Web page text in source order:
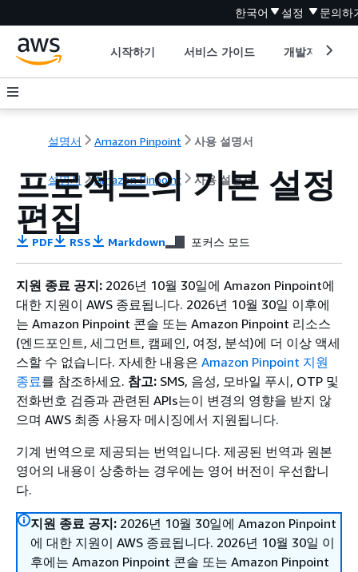
한국어 설정 문의하
시작하기 서비스 가이드 개발자 도구
설명서 Amazon Pinpoint 사용 설명서
설명서 Amazon Pinpoint 사용 설명서
프로젝트의 기본 설정
편집
PDF RSS Markdown 포커스 모드
지원 종료 공지: 2026년 10월 30일에 Amazon Pinpoint에
대한 지원이 AWS 종료됩니다. 2026년 10월 30일 이후에
는 Amazon Pinpoint 콘솔 또는 Amazon Pinpoint 리소스
(엔드포인트, 세그먼트, 캠페인, 여정, 분석)에 더 이상 액세
스할 수 없습니다. 자세한 내용은 Amazon Pinpoint 지원
종료를 참조하세요. 참고: SMS, 음성, 모바일 푸시, OTP 및
전화번호 검증과 관련된 APIs는이 변경의 영향을 받지 않
으며 AWS 최종 사용자 메시징에서 지원됩니다.
기계 번역으로 제공되는 번역입니다. 제공된 번역과 원본
영어의 내용이 상충하는 경우에는 영어 버전이 우선합니
다.
지원 종료 공지: 2026년 10월 30일에 Amazon Pinpoint
에 대한 지원이 AWS 종료됩니다. 2026년 10월 30일 이
후에는 Amazon Pinpoint 콘솔 또는 Amazon Pinpoint